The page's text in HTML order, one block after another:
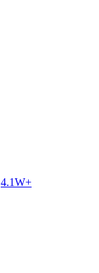
4.1W+